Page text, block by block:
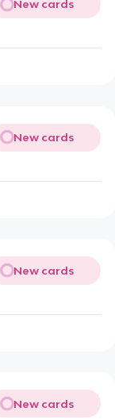
New cards
New cards
New cards
New cards